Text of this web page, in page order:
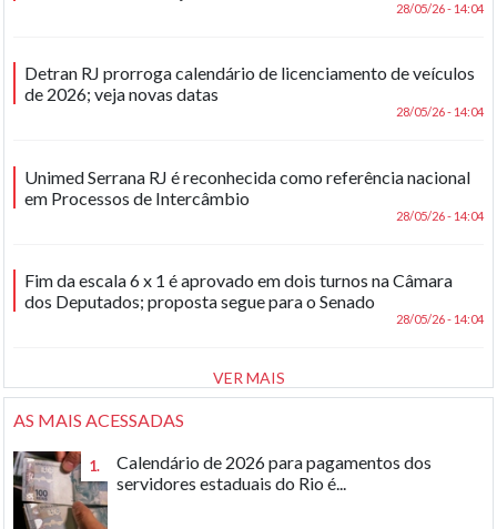
28/05/26 - 14:04
Detran RJ prorroga calendário de licenciamento de veículos
de 2026; veja novas datas
28/05/26 - 14:04
Unimed Serrana RJ é reconhecida como referência nacional
em Processos de Intercâmbio
28/05/26 - 14:04
Fim da escala 6 x 1 é aprovado em dois turnos na Câmara
dos Deputados; proposta segue para o Senado
28/05/26 - 14:04
VER MAIS
AS MAIS ACESSADAS
1.
Calendário de 2026 para pagamentos dos
servidores estaduais do Rio é...